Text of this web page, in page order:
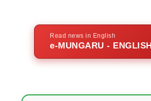
Read news in English
e-MUNGARU - ENGLISH